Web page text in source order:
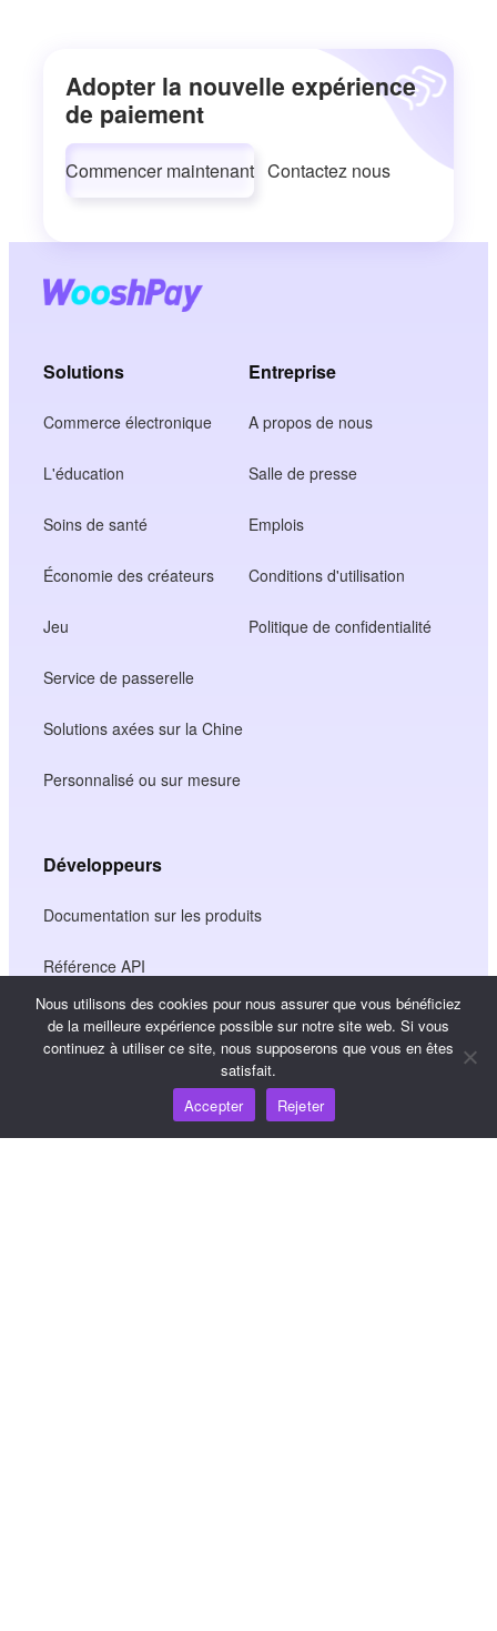
Adopter la nouvelle expérience
de paiement
Commencer maintenant Contactez nous
Solutions
Commerce électronique
L'éducation
Soins de santé
Économie des créateurs
Jeu
Service de passerelle
Solutions axées sur la Chine
Personnalisé ou sur mesure
Entreprise
A propos de nous
Salle de presse
Emplois
Conditions d'utilisation
Politique de confidentialité
Développeurs
Documentation sur les produits
Référence API
Référence SDK JS
Nous utilisons des cookies pour nous assurer que vous bénéficiez
de la meilleure expérience possible sur notre site web. Si vous
continuez à utiliser ce site, nous supposerons que vous en êtes
satisfait.
Accepter
Rejeter